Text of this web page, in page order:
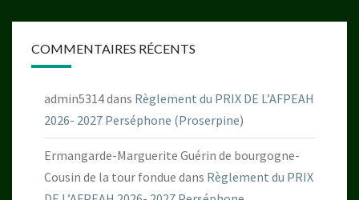
COMMENTAIRES RÉCENTS
admin5314dans Règlement du PRIX DE L’AFPEAH
2026- 2027 Perséphone (Proserpine)
Ermangarde-Marguerite Guérin de bourgogne-
Cousin de la tour fondue dans Règlement du PRIX